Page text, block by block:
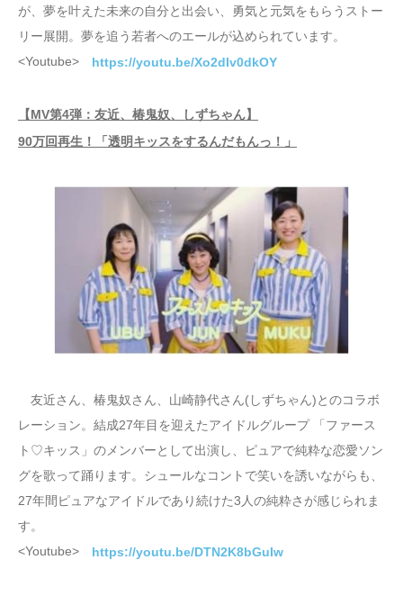
が、夢を叶えた未来の自分と出会い、勇気と元気をもらうストー
リー展開。夢を追う若者へのエールが込められています。
<Youtube> https://youtu.be/Xo2dIv0dkOY
【MV第4弾：友近、椿鬼奴、しずちゃん】
90万回再生！「透明キッスをするんだもんっ！」
友近さん、椿鬼奴さん、山崎静代さん(しずちゃん)とのコラボ
レーション。結成27年目を迎えたアイドルグループ 「ファース
ト♡キッス」のメンバーとして出演し、ピュアで純粋な恋愛ソン
グを歌って踊ります。シュールなコントで笑いを誘いながらも、
27年間ピュアなアイドルであり続けた3人の純粋さが感じられま
す。
<Youtube> https://youtu.be/DTN2K8bGuIw